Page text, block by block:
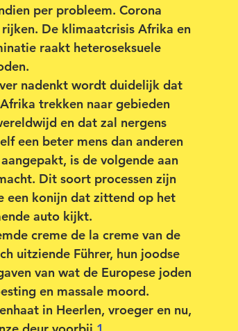
per probleem. Corona
De klimaatcrisis Afrika en
raakt heteroseksuele
nadenkt wordt duidelijk dat
trekken naar gebieden
en dat zal nergens
een beter mens dan anderen
is de volgende aan
Dit soort processen zijn
een konijn dat zittend op het
auto kijkt.
creme de la creme van de
uitziende Führer, hun joodse
van wat de Europese joden
en massale moord.
in Heerlen, vroeger en nu,